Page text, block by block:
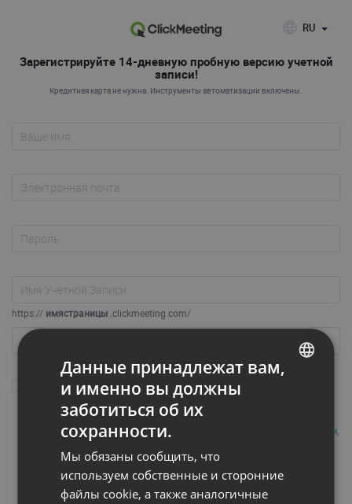
RU
Зарегистрируйте 14-дневную пробную версию учетной
записи!
Кредитная карта не нужна. Инструменты автоматизации включены.
https:// имястраницы .clickmeeting.com/
Я хочу бесплатно протестировать платформу ClickMeeting в течение 14
дней в обмен на согласие получать маркетинговую и образовательную
информацию о платформе, то естьПодробности
Нажимая на кнопку активации, я принимаю
Политику конфиденциальности,
Общие условия использования сервиса
и подтверждаю создание тестовой учетной записи для
предпринимательской деятельности,
Подробности POLISH
RUSSIAN
Данные принадлежат вам,
и именно вы должны
заботиться об их
сохранности.
Мы обязаны сообщить, что
используем собственные и сторонние
файлы cookie, а также аналогичные